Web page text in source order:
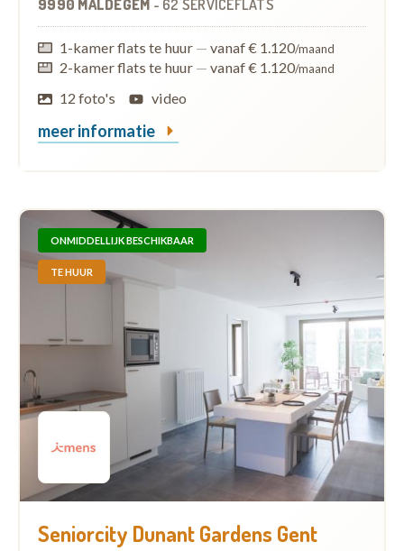
9990 MALDEGEM - 62 SERVICEFLATS
1-kamer flats te huur — vanaf € 1.120/maand
2-kamer flats te huur — vanaf € 1.120/maand
12 foto's video
meer informatie
ONMIDDELLIJK BESCHIKBAAR
TE HUUR
Seniorcity Dunant Gardens Gent